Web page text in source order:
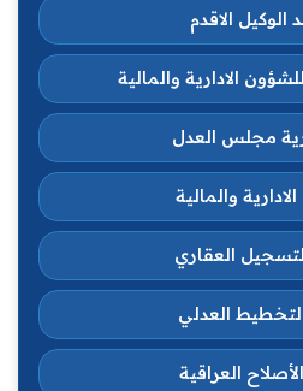
الوكيل الاقدم
الادارية والمالية
مجلس العدل
الادارية والمالية
العقاري
العدلي
العراقية